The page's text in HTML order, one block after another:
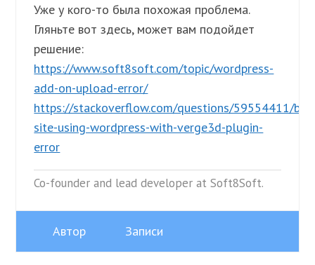
Уже у кого-то была похожая проблема.
Гляньте вот здесь, может вам подойдет
решение:
https://www.soft8soft.com/topic/wordpress-
add-on-upload-error/
https://stackoverflow.com/questions/59554411/
site-using-wordpress-with-verge3d-plugin-
error
Co-founder and lead developer at Soft8Soft.
Автор Записи